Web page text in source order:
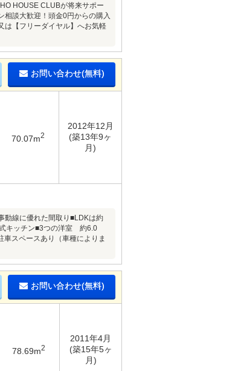
HOUSE CLUBが将来サポー
相談大歓迎！頭金0円からの購入
は【フリーダイヤル】へお気軽
お問い合わせ(無料)
70.07m2
2012年12月
(築13年9ヶ
月)
線に優れた間取り■LDKは約
キッチン■3つの洋室 約6.0
スペースあり（車種によりま
お問い合わせ(無料)
78.69m2
2011年4月
(築15年5ヶ
月)